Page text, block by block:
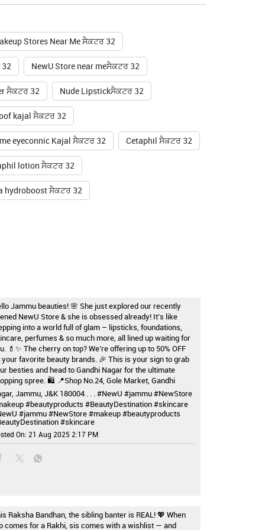
Stores Near Me ਸੈਕਟਰ 32
NewU Store near meਸੈਕਟਰ 32
ਸੈਕਟਰ 32 Nude Lipstickਸੈਕਟਰ 32
kajal ਸੈਕਟਰ 32
eyeconnic Kajal ਸੈਕਟਰ 32 Cetaphil ਸੈਕਟਰ 32
lotion ਸੈਕਟਰ 32
hydroboost ਸੈਕਟਰ 32
Jammu beauties! 🌸 She just explored our recently
NewU Store & she is obsessed already! It’s like
into a world full of glam – lipsticks, foundations,
perfumes & so much more, all lined up waiting for
💄✨ The cherry on top? We’re offering up to 50% OFF
your favorite beauty brands. 🎉 This is your sign to grab
besties and head to Gandhi Nagar for the ultimate
spree. 🛍️ 📍Shop No.24, Gole Market, Gandhi
Jammu, J&K 180004 . . . #NewU #jammu #NewStore
#beautyproducts #BeautyDestination #skincare
#jammu#NewStore#makeup#beautyproducts
#skincare
On: 21 Aug 2025 2:17 PM
Raksha Bandhan, the sibling banter is REAL! 💖 When
comes for a Rakhi, sis comes with a wishlist — and